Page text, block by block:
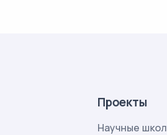
Проекты
Научные